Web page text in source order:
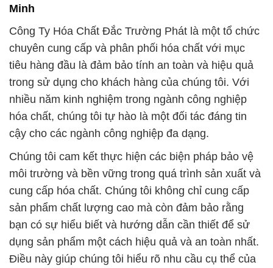
trong sử dụng cho khách hàng của chúng tôi. Với
nhiều năm kinh nghiệm trong ngành công nghiệp
hóa chất, chúng tôi tự hào là một đối tác đáng tin
cậy cho các ngành công nghiệp đa dạng.
Chúng tôi cam kết thực hiện các biện pháp bảo vệ
môi trường và bền vững trong quá trình sản xuất và
cung cấp hóa chất. Chúng tôi không chỉ cung cấp
sản phẩm chất lượng cao mà còn đảm bảo rằng
bạn có sự hiểu biết và hướng dẫn cần thiết để sử
dụng sản phẩm một cách hiệu quả và an toàn nhất.
Điều này giúp chúng tôi hiểu rõ nhu cầu cụ thể của
từng đối tác và đưa ra những giải pháp tối ưu nhất.
Chúng tôi luôn tuân thủ chính sách bảo mật thông
tin nghiêm ngặt để đảm bảo rằng thông tin của quý
khách hàng được bảo vệ một cách an toàn và tin